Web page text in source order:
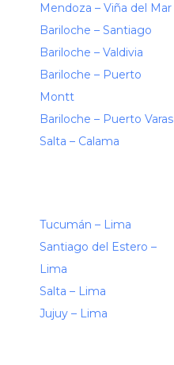
Mendoza – Viña del Mar
Bariloche – Santiago
Bariloche – Valdivia
Bariloche – Puerto
Montt
Bariloche – Puerto Varas
Salta – Calama
Tucumán – Lima
Santiago del Estero –
Lima
Salta – Lima
Jujuy – Lima